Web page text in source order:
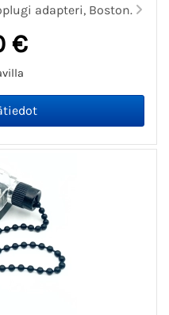
adapteri, Boston.
€